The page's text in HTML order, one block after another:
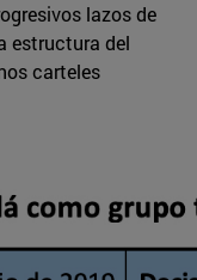
lazos de
estructura del
carteles